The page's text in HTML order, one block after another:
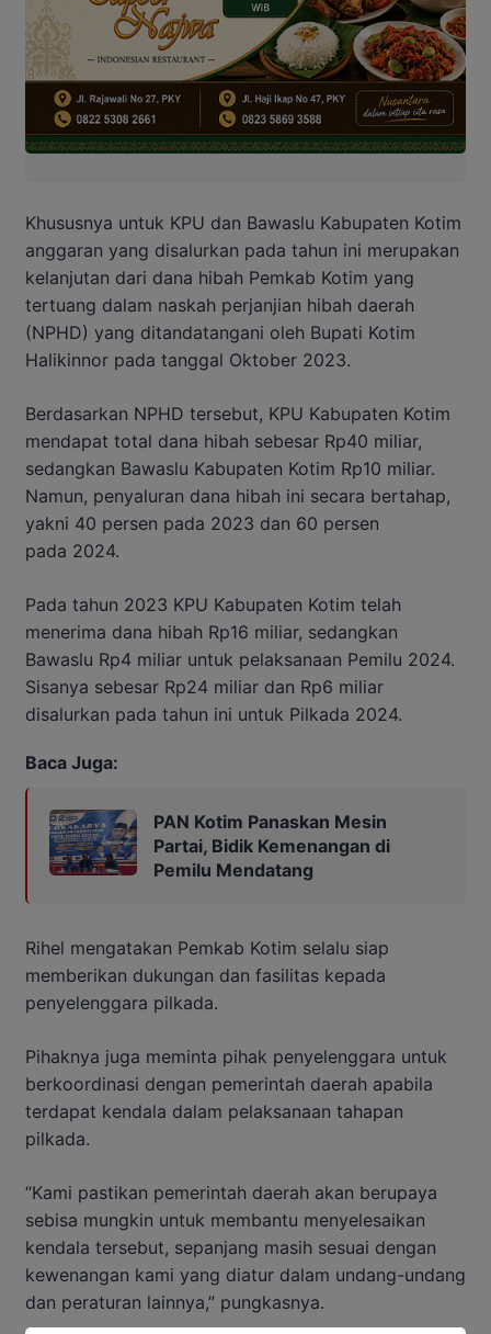
Khususnya untuk KPU dan Bawaslu Kabupaten Kotim
anggaran yang disalurkan pada tahun ini merupakan
kelanjutan dari dana hibah Pemkab Kotim yang
tertuang dalam naskah perjanjian hibah daerah
(NPHD) yang ditandatangani oleh Bupati Kotim
Halikinnor pada tanggal Oktober 2023.
Berdasarkan NPHD tersebut, KPU Kabupaten Kotim
mendapat total dana hibah sebesar Rp40 miliar,
sedangkan Bawaslu Kabupaten Kotim Rp10 miliar.
Namun, penyaluran dana hibah ini secara bertahap,
yakni 40 persen pada 2023 dan 60 persen
pada 2024.
Pada tahun 2023 KPU Kabupaten Kotim telah
menerima dana hibah Rp16 miliar, sedangkan
Bawaslu Rp4 miliar untuk pelaksanaan Pemilu 2024.
Sisanya sebesar Rp24 miliar dan Rp6 miliar
disalurkan pada tahun ini untuk Pilkada 2024.
Baca Juga:
PAN Kotim Panaskan Mesin
Partai, Bidik Kemenangan di
Pemilu Mendatang
Rihel mengatakan Pemkab Kotim selalu siap
memberikan dukungan dan fasilitas kepada
penyelenggara pilkada.
Pihaknya juga meminta pihak penyelenggara untuk
berkoordinasi dengan pemerintah daerah apabila
terdapat kendala dalam pelaksanaan tahapan
pilkada.
“Kami pastikan pemerintah daerah akan berupaya
sebisa mungkin untuk membantu menyelesaikan
kendala tersebut, sepanjang masih sesuai dengan
kewenangan kami yang diatur dalam undang-undang
dan peraturan lainnya,” pungkasnya.